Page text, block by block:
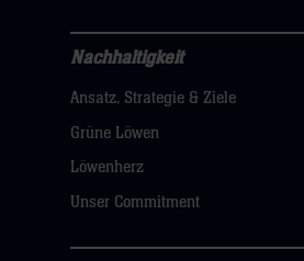
hier
Nachhaltigkeit
Navigation
öffnen,
dann
hier
Nachhaltigkeit
Ansatz, Strategie & Ziele
Grüne Löwen
Löwenherz
Unser Commitment